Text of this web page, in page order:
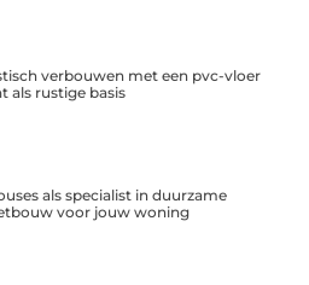
verbouwen met een pvc-vloer
als rustige basis
als specialist in duurzame
voor jouw woning